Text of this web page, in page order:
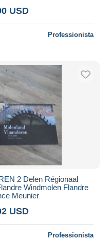
USD
Professionista
2 Delen Régionaal
Windmolen Flandre
Meunier
USD
Professionista